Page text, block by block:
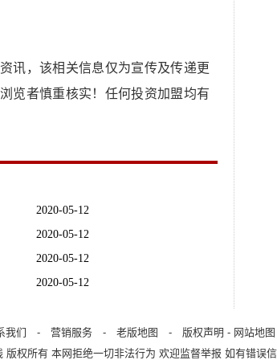
讯，该相关信息仅为宣传及传递更
览者慎重核实！任何投资加盟均有
2020-05-12
2020-05-12
2020-05-12
2020-05-12
2020-05-12
我们 - 营销服务 - 老版地图 - 版权声明 - 网站地图
版权所有 本网拒绝一切非法行为 欢迎监督举报 如有错误